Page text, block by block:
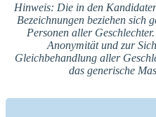
Hinweis: Die in den
Bezeichnungen beziehen sich
Personen aller
Anonymität und zur
Gleichbehandlung aller
das generische